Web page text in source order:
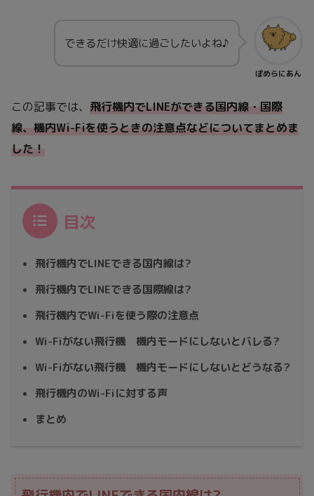
ぽめらにあん
できるだけ快適に過ごしたいよね♪
この記事では、 飛行機内でLINEができる国内線・国際
線、機内Wi-Fiを使うときの注意点などについてまとめま
した！
目次
飛行機内でLINEできる国内線は?
飛行機内でLINEできる国際線は?
飛行機内でWi-Fiを使う際の注意点
Wi-Fiがない飛行機 機内モードにしないとバレる?
Wi-Fiがない飛行機 機内モードにしないとどうなる?
飛行機内のWi-Fiに対する声
まとめ